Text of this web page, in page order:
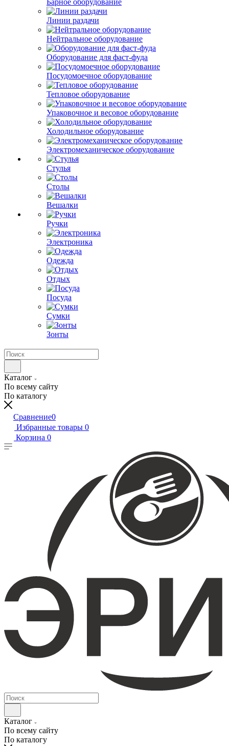
Барное оборудование
Линии раздачи
Нейтральное оборудование
Оборудование для фаст-фуда
Посудомоечное оборудование
Тепловое оборудование
Упаковочное и весовое оборудование
Холодильное оборудование
Электромеханическое оборудование
Стулья
Столы
Вешалки
Ручки
Электроника
Одежда
Отдых
Посуда
Сумки
Зонты
Каталог
По всему сайту
По каталогу
Сравнение0
Избранные товары 0
Корзина 0
Каталог
По всему сайту
По каталогу